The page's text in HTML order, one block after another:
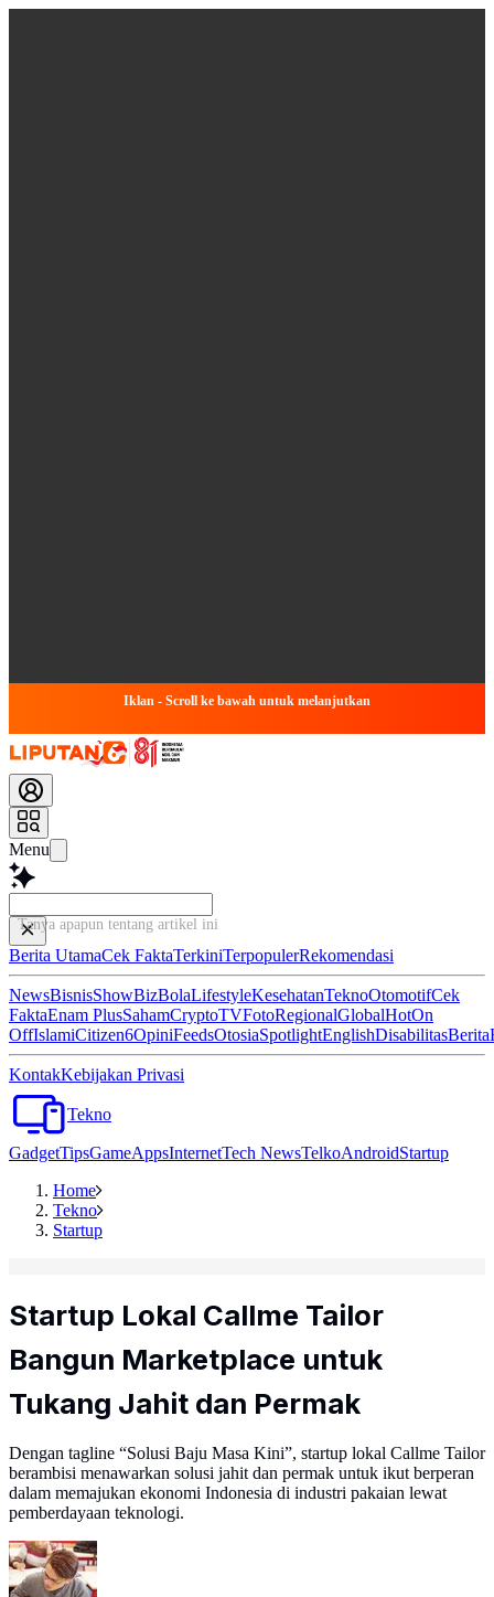
Iklan - Scroll ke bawah untuk melanjutkan
Menu
Tanya apapun tentang artikel ini...
Berita UtamaCek FaktaTerkiniTerpopulerRekomendasi
NewsBisnisShowBizBolaLifestyleKesehatanTeknoOtomotifCek
FaktaEnam PlusSahamCryptoTVFotoRegionalGlobalHotOn
OffIslamiCitizen6OpiniFeedsOtosiaSpotlightEnglishDisabilitasBerita
KontakKebijakan Privasi
Tekno
GadgetTipsGameAppsInternetTech NewsTelkoAndroidStartup
Home
Tekno
Startup
Startup Lokal Callme Tailor
Bangun Marketplace untuk
Tukang Jahit dan Permak
Dengan tagline “Solusi Baju Masa Kini”, startup lokal Callme Tailor
berambisi menawarkan solusi jahit dan permak untuk ikut berperan
dalam memajukan ekonomi Indonesia di industri pakaian lewat
pemberdayaan teknologi.